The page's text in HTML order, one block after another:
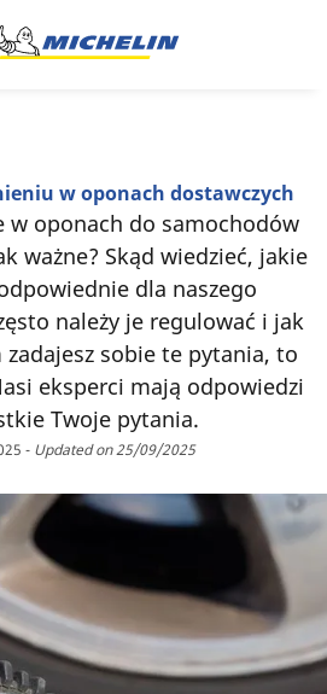
w oponach dostawczych
w oponach do samochodów
ważne? Skąd wiedzieć, jakie
dla naszego
należy je regulować i jak
zadajesz sobie te pytania, to
eksperci mają odpowiedzi
Twoje pytania.
- Updated on 25/09/2025